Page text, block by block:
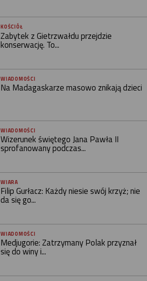
KOŚCIÓŁ
Zabytek z Gietrzwałdu przejdzie
konserwację. To...
WIADOMOŚCI
Na Madagaskarze masowo znikają dzieci
WIADOMOŚCI
Wizerunek świętego Jana Pawła II
sprofanowany podczas...
WIARA
Filip Gurłacz: Każdy niesie swój krzyż; nie
da się go...
WIADOMOŚCI
Medjugorie: Zatrzymany Polak przyznał
się do winy i...